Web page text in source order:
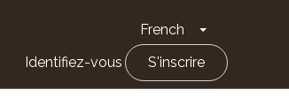
French Toggle
Identifiez-vous S'inscrire